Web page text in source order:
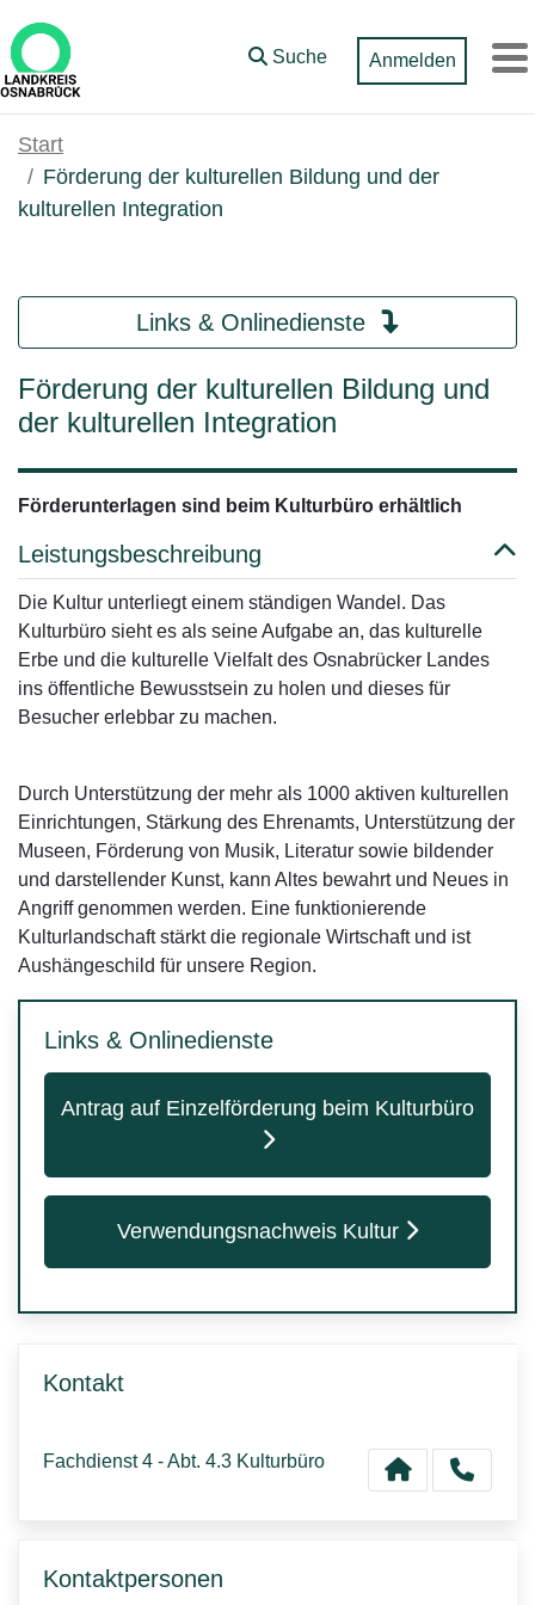
Zum Hauptinhalt springen
Suche
Anmelden
Start
Förderung der kulturellen Bildung und der
kulturellen Integration
Links & Onlinedienste
Förderung der kulturellen Bildung und
der kulturellen Integration
Förderunterlagen sind beim Kulturbüro erhältlich
Leistungsbeschreibung
Die Kultur unterliegt einem ständigen Wandel. Das
Kulturbüro sieht es als seine Aufgabe an, das kulturelle
Erbe und die kulturelle Vielfalt des Osnabrücker Landes
ins öffentliche Bewusstsein zu holen und dieses für
Besucher erlebbar zu machen.
Durch Unterstützung der mehr als 1000 aktiven kulturellen
Einrichtungen, Stärkung des Ehrenamts, Unterstützung der
Museen, Förderung von Musik, Literatur sowie bildender
und darstellender Kunst, kann Altes bewahrt und Neues in
Angriff genommen werden. Eine funktionierende
Kulturlandschaft stärkt die regionale Wirtschaft und ist
Aushängeschild für unsere Region.
Links & Onlinedienste
Antrag auf Einzelförderung beim Kulturbüro
Verwendungsnachweis Kultur
Kontakt
Fachdienst 4 - Abt. 4.3 Kulturbüro
Kontaktpersonen